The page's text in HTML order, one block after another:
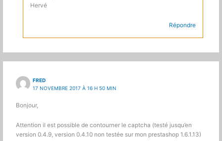
Hervé
Répondre
FRED
17 NOVEMBRE 2017 À 16 H 50 MIN
Bonjour,
Attention il est possible de contourner le captcha (testé jusqu’en
version 0.4.9, version 0.4.10 non testée sur mon prestashop 1.6.1.13)